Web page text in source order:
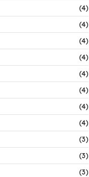
(4)
(4)
(4)
(4)
(4)
(4)
(4)
(4)
(3)
(3)
(3)